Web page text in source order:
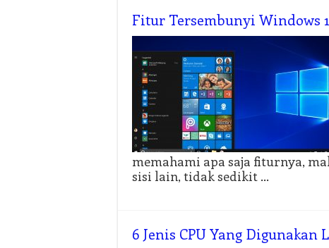
Fitur Tersembunyi Windows
memahami apa saja fiturnya,
sisi lain, tidak sedikit …
6 Jenis CPU Yang Digunakan